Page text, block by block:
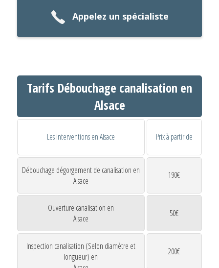
Appelez un spécialiste
Tarifs Débouchage canalisation en
Alsace
Les interventions en Alsace Prix à partir de
Débouchage dégorgement de canalisation en
Alsace
190€
Ouverture canalisation en
Alsace
50€
Inspection canalisation (Selon diamètre et
longueur) en
200€